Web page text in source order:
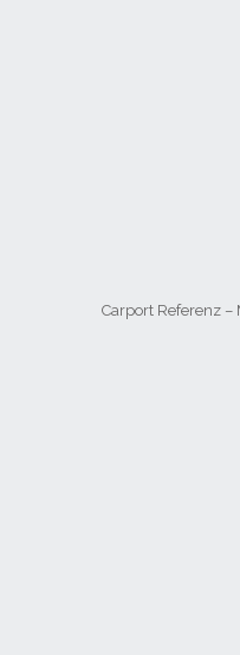
Carport Referenz